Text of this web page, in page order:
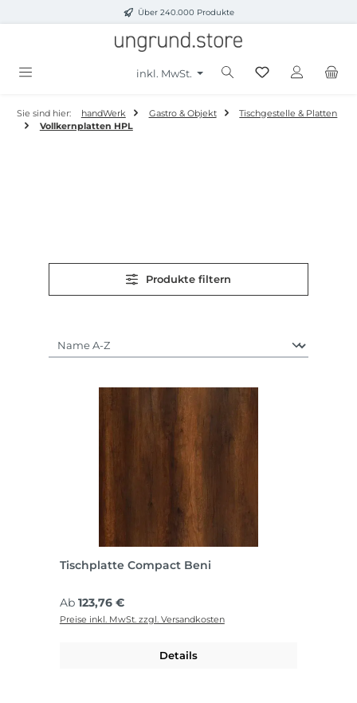
Zum Hauptinhalt springenÜber 240.000 Produkte
inkl. MwSt.
Sie sind hier: handWerk Gastro & Objekt
Tischgestelle & Platten
Vollkernplatten HPL
Produkte filtern
Tischplatte Compact Beni
Regulärer Preis:
Ab 123,76 €
Preise inkl. MwSt. zzgl. Versandkosten
Details